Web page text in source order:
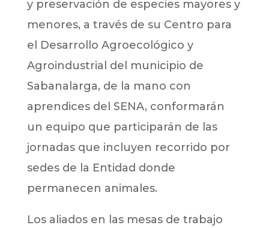
y preservación de especies mayores y
menores, a través de su Centro para
el Desarrollo Agroecológico y
Agroindustrial del municipio de
Sabanalarga, de la mano con
aprendices del SENA, conformarán
un equipo que participarán de las
jornadas que incluyen recorrido por
sedes de la Entidad donde
permanecen animales.
Los aliados en las mesas de trabajo